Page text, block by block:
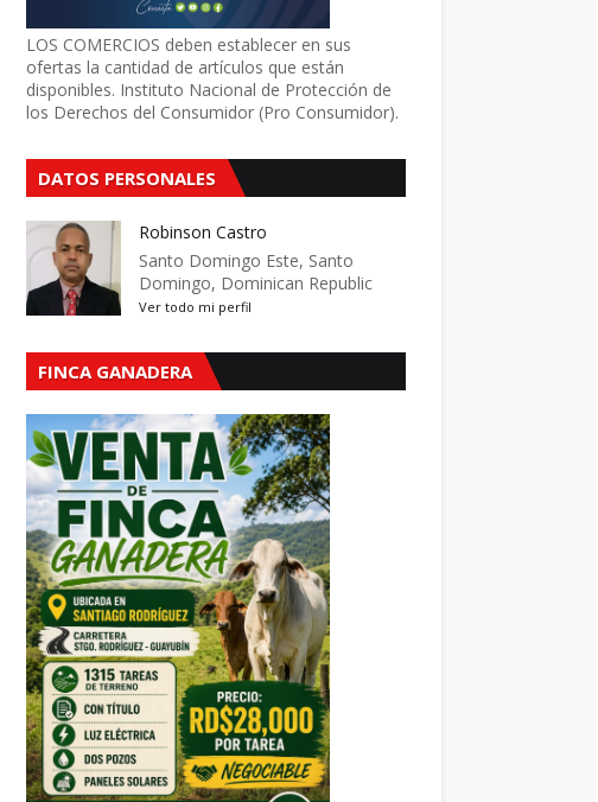
LOS COMERCIOS deben establecer en sus
ofertas la cantidad de artículos que están
disponibles. Instituto Nacional de Protección de
los Derechos del Consumidor (Pro Consumidor).
DATOS PERSONALES
Robinson Castro
Santo Domingo Este, Santo
Domingo, Dominican Republic
Ver todo mi perfil
FINCA GANADERA